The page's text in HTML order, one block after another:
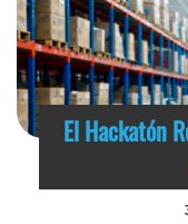
El Hackatón